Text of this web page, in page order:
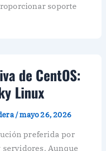
soporte
de CentOS:
Linux
/mayo 26, 2026
preferida por
Aunque